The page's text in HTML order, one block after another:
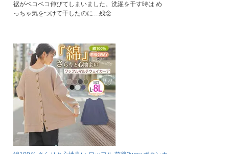
裾がベコベコ伸びてしまいました。洗濯を干す時は め
っちゃ気をつけて干したのに…残念